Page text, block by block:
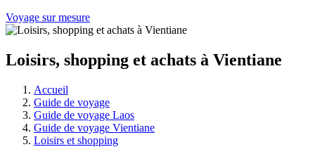
Voyage sur mesure
Loisirs, shopping et achats à Vientiane
Accueil
Guide de voyage
Guide de voyage Laos
Guide de voyage Vientiane
Loisirs et shopping